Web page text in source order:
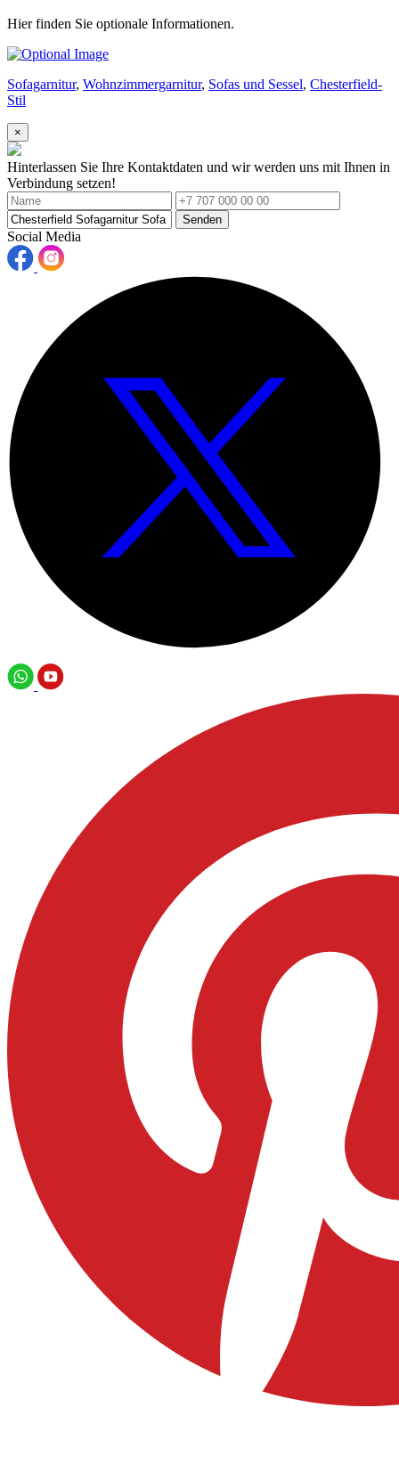
Hier finden Sie optionale Informationen.
Sofagarnitur, Wohnzimmergarnitur, Sofas und Sessel, Chesterfield-
Stil
×
Hinterlassen Sie Ihre Kontaktdaten und wir werden uns mit Ihnen in
Verbindung setzen!
Senden
Social Media